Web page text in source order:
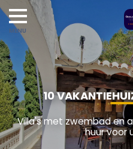
10
Villa's met zwembad en
huur voor